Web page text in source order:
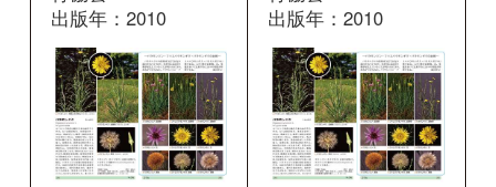
帰化植物写真図
―Plant invader
500種―
出版社：全国農村教
育協会
出版年：2010